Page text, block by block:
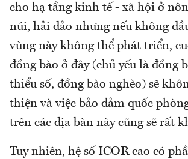
cho hạ tầng kinh tế - xã hội ở
núi, hải đảo nhưng nếu không
vùng này không thể phát triển,
đồng bào ở đây (chủ yếu là đồng
thiểu số, đồng bào nghèo) sẽ
thiện và việc bảo đảm quốc
trên các địa bàn này cũng sẽ rất
Tuy nhiên, hệ số ICOR cao có